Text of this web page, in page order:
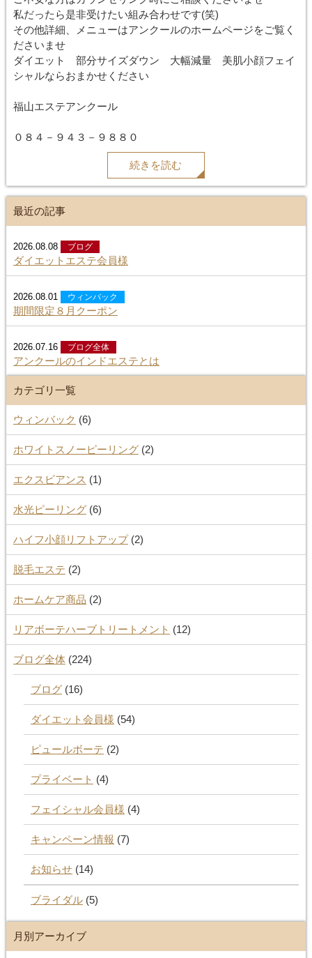
私だったら是非受けたい組み合わせです(笑)
その他詳細、メニューはアンクールのホームページをご覧く
ださいませ
ダイエット 部分サイズダウン 大幅減量 美肌小顔フェイ
シャルならおまかせください
福山エステアンクール
０８４－９４３－９８８０
続きを読む
最近の記事
2026.08.08 ブログ
ダイエットエステ会員様
2026.08.01 ウィンバック
期間限定８月クーポン
2026.07.16 ブログ全体
アンクールのインドエステとは
カテゴリ一覧
ウィンバック (6)
ホワイトスノーピーリング(2)
エクスビアンス (1)
水光ピーリング(6)
ハイフ小顔リフトアップ(2)
脱毛エステ (2)
ホームケア商品 (2)
リアボーテハーブトリートメント (12)
ブログ全体(224)
ブログ(16)
ダイエット会員様 (54)
ピュールボーテ (2)
プライベート (4)
フェイシャル会員様 (4)
キャンペーン情報 (7)
お知らせ(14)
ブライダル(5)
月別アーカイブ